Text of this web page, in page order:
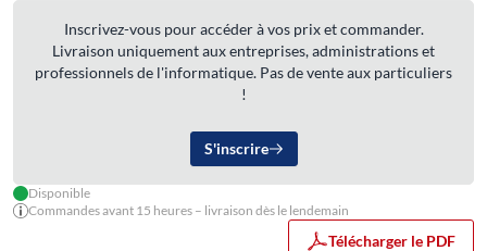
Inscrivez-vous pour accéder à vos prix et commander.
Livraison uniquement aux entreprises, administrations et
professionnels de l'informatique. Pas de vente aux particuliers
!
S'inscrire
Disponible
Commandes avant 15 heures – livraison dès le lendemain
Télécharger le PDF